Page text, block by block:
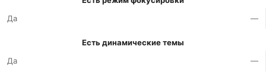
Да
—
Есть динамические темы
Да
—